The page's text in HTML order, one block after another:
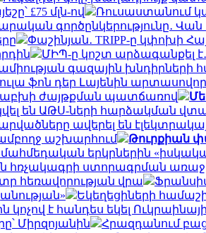
£75 մլն-ով
Ռուսաստանում
գործընկերությունը․ Վան
Փաշինյան․ TRIPP-ը կփոխի
ՄԻՊ-ը կոշտ արձագանքել
գազային խնդիրների
ֆոն դեր Լայենին
ժայթքման պատճառով
են ԱԹՍ-ների հարձակման
ավերել են
աշխարհում
Թուրքիան
երկրներին «իսկական
հռչակագրի ստորագրման
հեռավորության վրա
Եկեղեցիների
կոչով է հանդես եկել
Միրզոյանին
Հրազդանում